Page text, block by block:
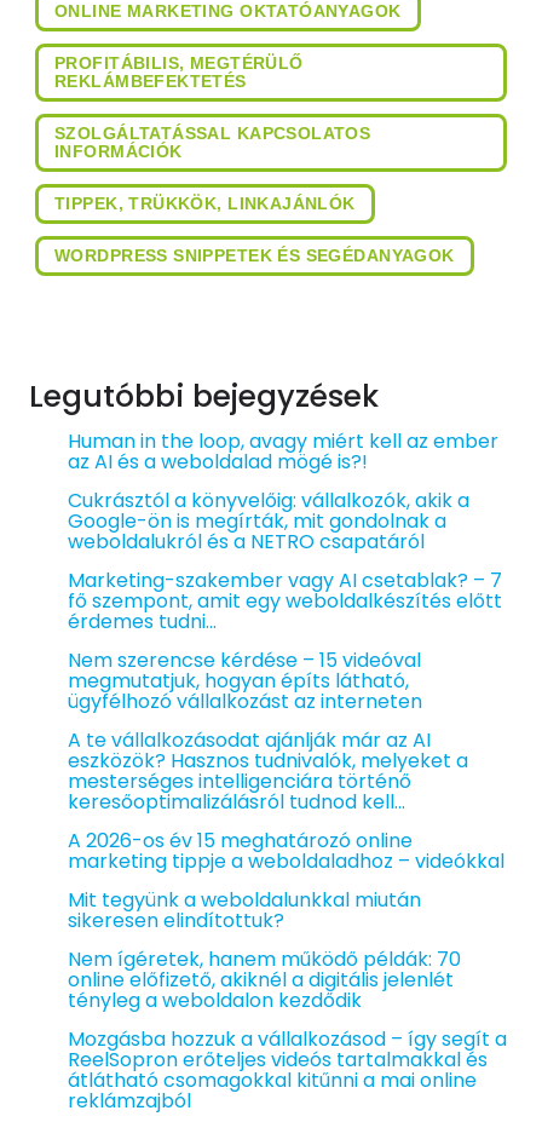
ONLINE MARKETING OKTATÓANYAGOK
PROFITÁBILIS, MEGTÉRÜLŐ
REKLÁMBEFEKTETÉS
SZOLGÁLTATÁSSAL KAPCSOLATOS
INFORMÁCIÓK
TIPPEK, TRÜKKÖK, LINKAJÁNLÓK
WORDPRESS SNIPPETEK ÉS SEGÉDANYAGOK
Legutóbbi bejegyzések
Human in the loop, avagy miért kell az ember
az AI és a weboldalad mögé is?!
Cukrásztól a könyvelőig: vállalkozók, akik a
Google-ön is megírták, mit gondolnak a
weboldalukról és a NETRO csapatáról
Marketing-szakember vagy AI csetablak? – 7
fő szempont, amit egy weboldalkészítés előtt
érdemes tudni…
Nem szerencse kérdése – 15 videóval
megmutatjuk, hogyan építs látható,
ügyfélhozó vállalkozást az interneten
A te vállalkozásodat ajánlják már az AI
eszközök? Hasznos tudnivalók, melyeket a
mesterséges intelligenciára történő
keresőoptimalizálásról tudnod kell…
A 2026-os év 15 meghatározó online
marketing tippje a weboldaladhoz – videókkal
Mit tegyünk a weboldalunkkal miután
sikeresen elindítottuk?
Nem ígéretek, hanem működő példák: 70
online előfizető, akiknél a digitális jelenlét
tényleg a weboldalon kezdődik
Mozgásba hozzuk a vállalkozásod – így segít a
ReelSopron erőteljes videós tartalmakkal és
átlátható csomagokkal kitűnni a mai online
reklámzajból